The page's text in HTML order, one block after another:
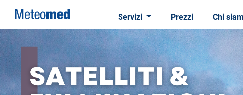
Servizi Prezzi Chi